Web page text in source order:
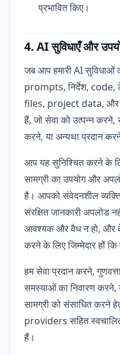
प्रभावित किए।
4. AI सुविधाएँ और
जब आप हमारी AI सुविधाओं
prompts, निर्देश,
files, project data, और
हैं, जो सेवा को उत्पन्न
करने, या अन्यथा प्रदान
आप यह सुनिश्चित करने के
सामग्री का उपयोग और
है। आपको संवेदनशील
संरक्षित जानकारी अपलोड
आवश्यक और वैध न हो, और
करने के लिए जिम्मेदार हों
हम सेवा प्रदान करने,
समस्याओं का निवारण करने,
सामग्री को संसाधित
providers सहित
हैं।